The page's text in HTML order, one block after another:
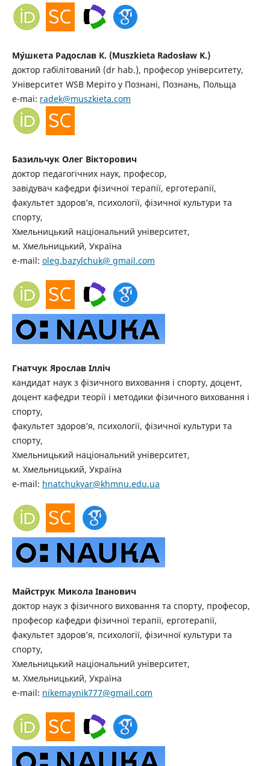
Му́шкета Радослав К. (Muszkieta Radosław K.)
доктор габілітований (dr hab.), професор університету,
Університет WSB Меріто у Познані, Познань, Польща
e-mai: radek@muszkieta.com
Базильчук Олег Вікторович
доктор педагогічних наук, професор,
завідувач кафедри фізичної терапії, ерготерапії,
факультет здоров’я, психології, фізичної культури та
спорту,
Хмельницький національний університет,
м. Хмельницький, Україна
e-mail: oleg.bazylchuk@ gmail.com
Гнатчук Ярослав Ілліч
кандидат наук з фізичного виховання і спорту, доцент,
доцент кафедри теорії і методики фізичного виховання і
спорту,
факультет здоров’я, психології, фізичної культури та
спорту,
Хмельницький національний університет,
м. Хмельницький, Україна
e-mail: hnatchukyar@khmnu.edu.ua
Майструк Микола Іванович
доктор наук з фізичного виховання та спорту, професор,
професор кафедри фізичної терапії, ерготерапії,
факультет здоров’я, психології, фізичної культури та
спорту,
Хмельницький національний університет,
м. Хмельницький, Україна
e-mail: nikemaynik777@gmail.com